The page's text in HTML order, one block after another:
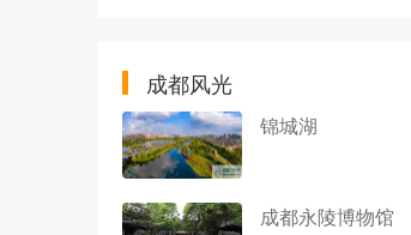
成都风光
锦城湖
成都永陵博物馆